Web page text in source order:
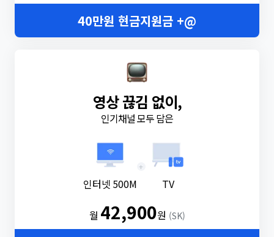
40만원 현금지원금 +@
영상 끊김 없이,
인기채널 모두 담은
인터넷 500M
+
TV
월 42,900원 (SK)